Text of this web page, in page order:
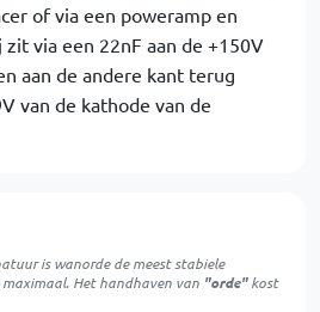
of via een poweramp en
via een 22nF aan de +150V
aan de andere kant terug
van de kathode van de
iswanordede meest stabiele
Het handhaven van "orde"kost